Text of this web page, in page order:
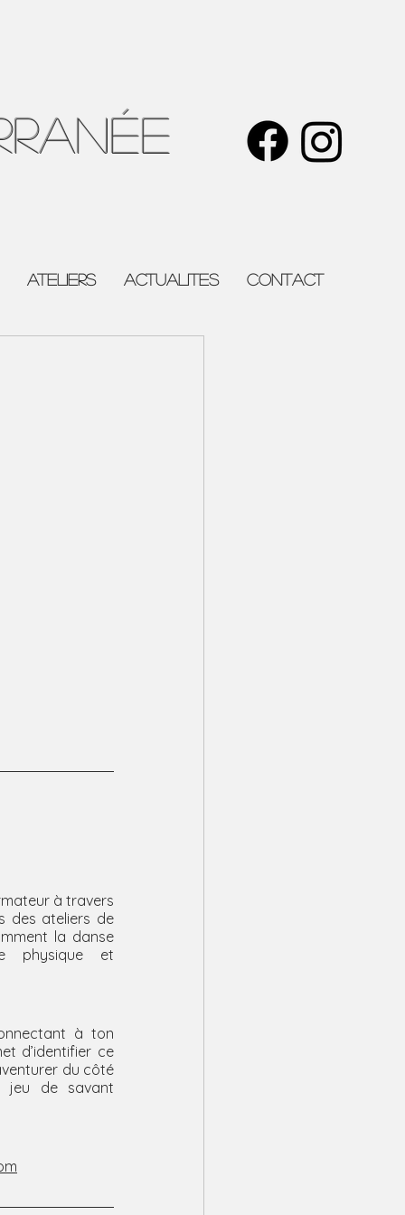
ATELIERS ACTUALITES Contact
à travers
des ateliers de
la danse
physique et
à ton
d’identifier ce
du côté
jeu de savant